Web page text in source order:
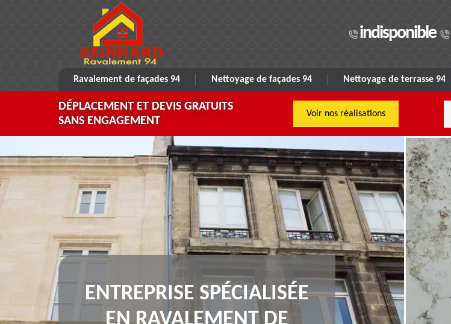
indisponible
Ravalement de façades 94 Nettoyage de façades 94 Nettoyage de terrasse 94
DÉPLACEMENT ET DEVIS GRATUITS
SANS ENGAGEMENT
Voir nos réalisations
ENTREPRISE SPÉCIALISÉE